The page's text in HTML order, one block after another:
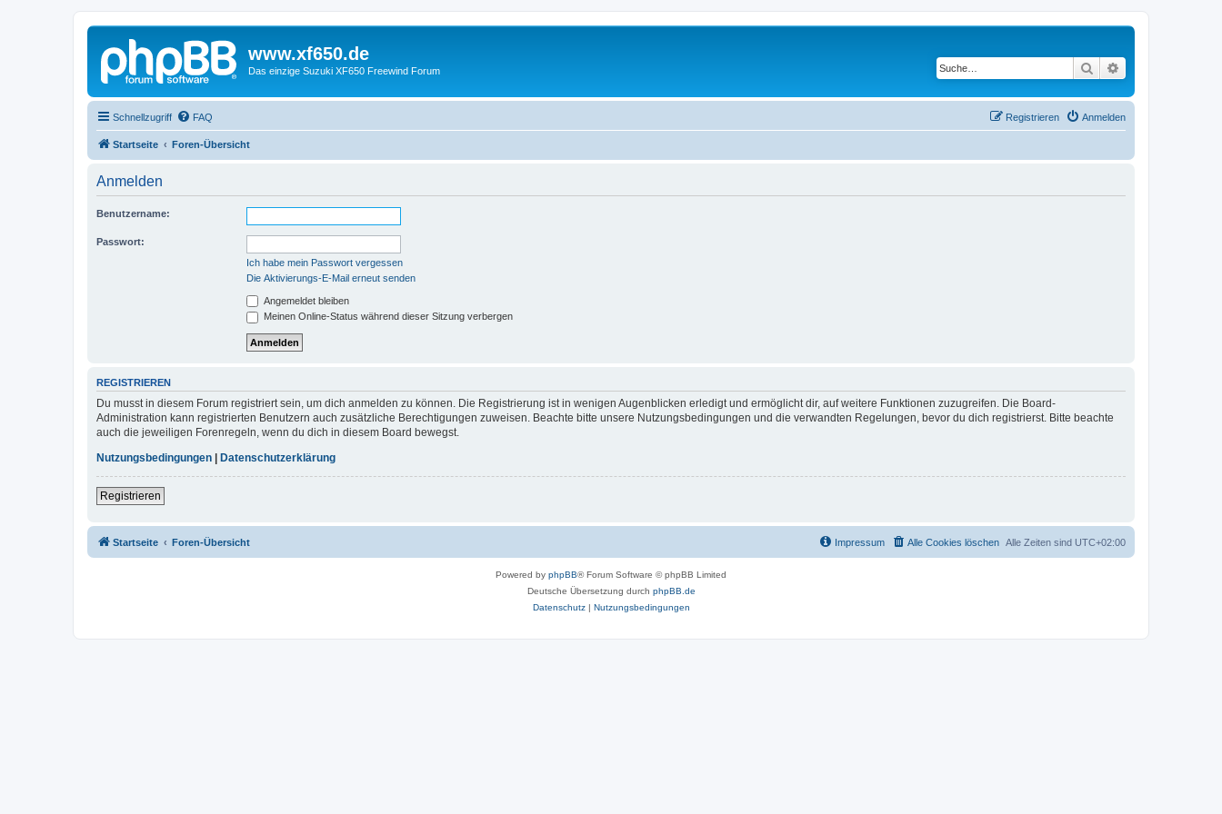
www.xf650.de
Das einzige Suzuki XF650 Freewind Forum Suche
Schnellzugriff FAQ Anmelden
Registrieren
Startseite Foren-Übersicht
Anmelden
Benutzername:
Passwort:
Ich habe mein Passwort vergessen
Die Aktivierungs-E-Mail erneut senden
Angemeldet bleiben
Meinen Online-Status während dieser Sitzung verbergen
REGISTRIEREN
Du musst in diesem Forum registriert sein, um dich anmelden zu können. Die Registrierung ist in wenigen Augenblicken erledigt und ermöglicht dir, auf weitere Funktionen zuzugreifen. Die Board-
Administration kann registrierten Benutzern auch zusätzliche Berechtigungen zuweisen. Beachte bitte unsere Nutzungsbedingungen und die verwandten Regelungen, bevor du dich registrierst. Bitte beachte
auch die jeweiligen Forenregeln, wenn du dich in diesem Board bewegst.
Nutzungsbedingungen
Datenschutzerklärung
Registrieren
Startseite Foren-Übersicht Alle Zeiten sind UTC+02:00
Alle Cookies löschen
Impressum
Powered by phpBB® Forum Software © phpBB Limited
Deutsche Übersetzung durch phpBB.de
Datenschutz| Nutzungsbedingungen